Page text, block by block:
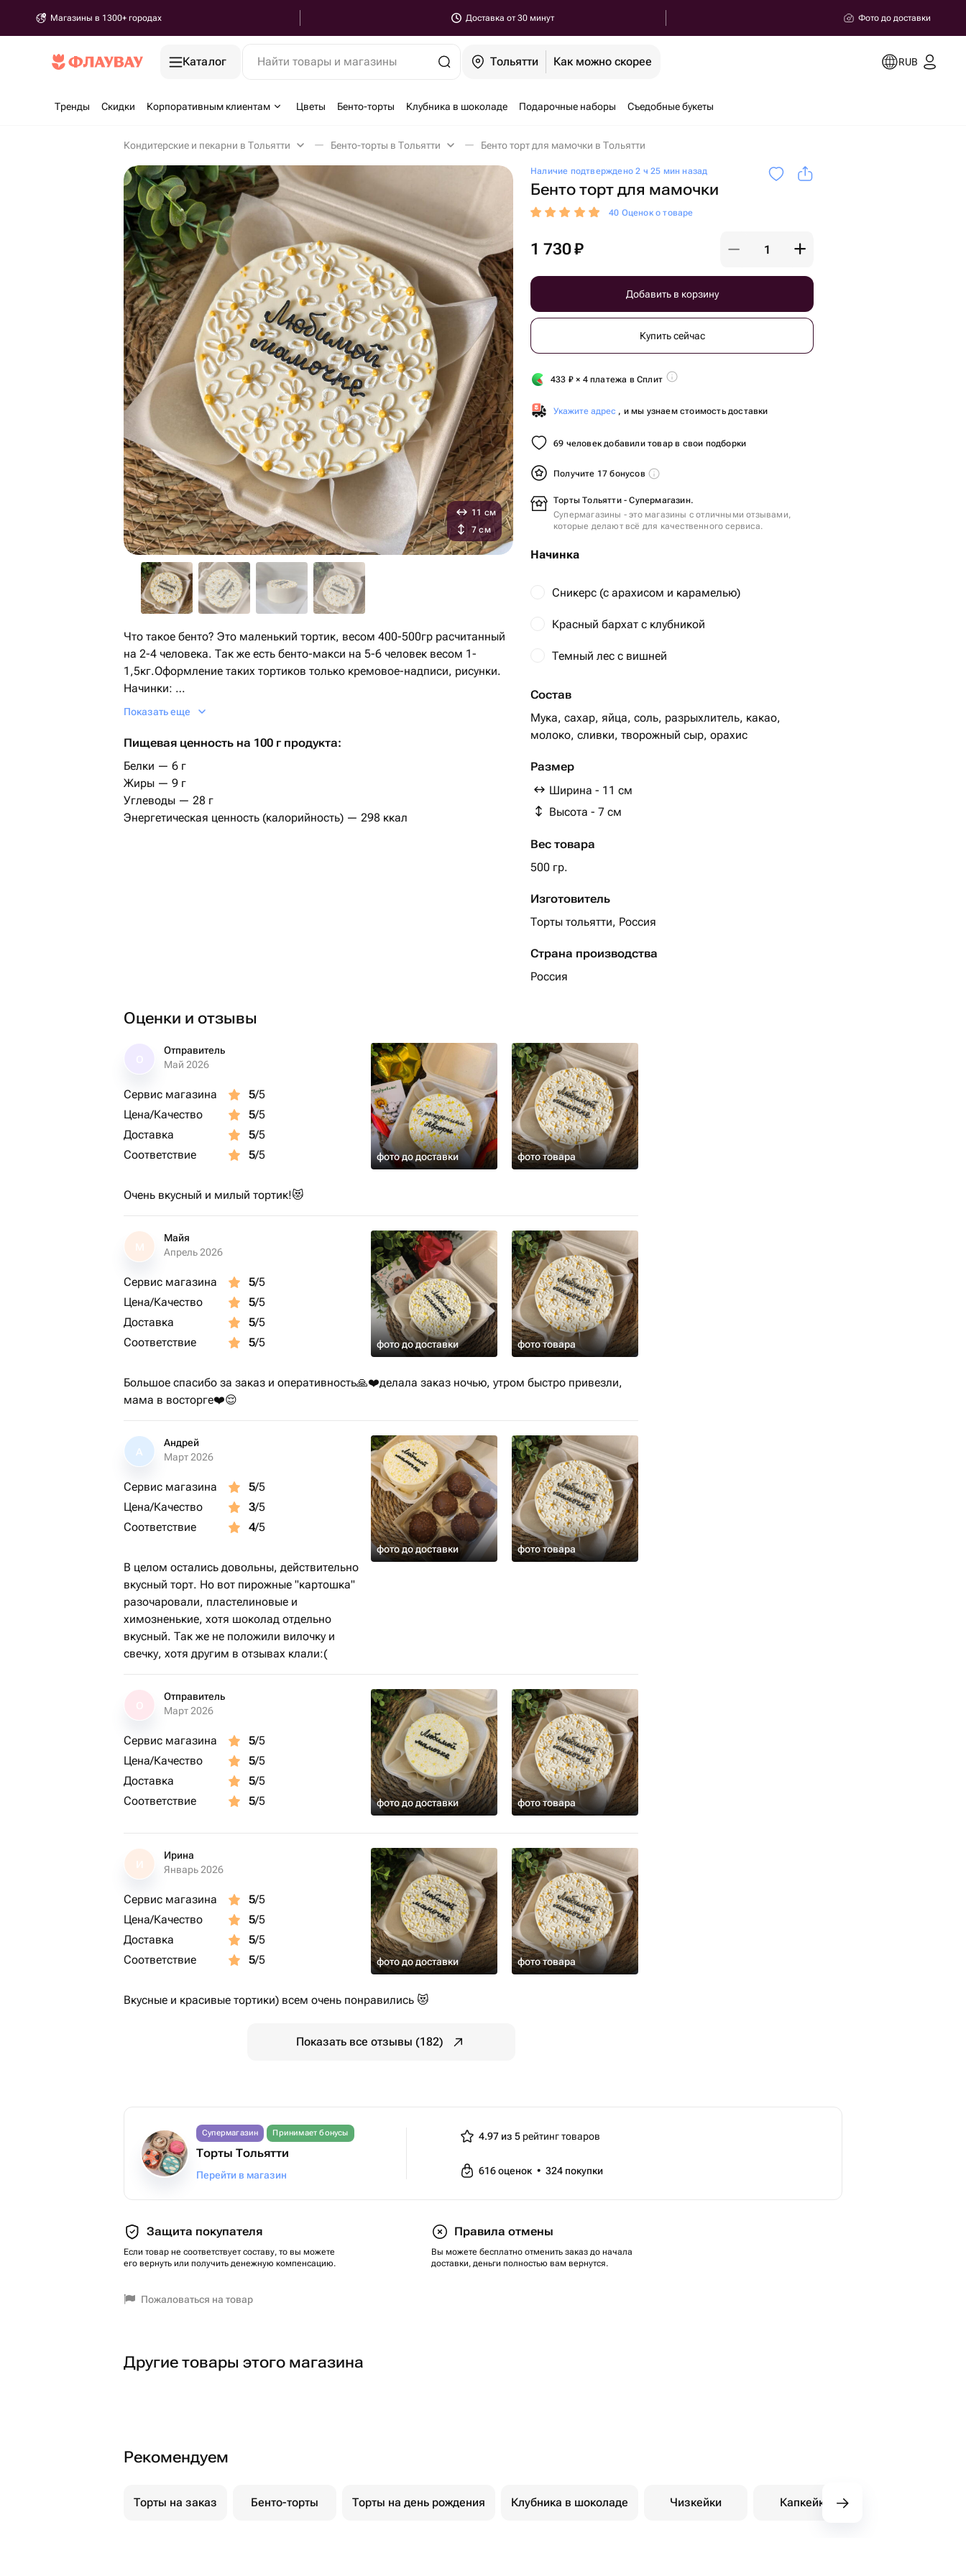
Магазины в 1300+ городах Доставка от 30 минут Фото до доставки
Каталог Найти товары и магазины Тольятти Как можно скорее RUB
Тренды Скидки Корпоративным клиентам Цветы Бенто-торты Клубника в шоколаде Подарочные наборы Съедобные букеты
Кондитерские и пекарни в Тольятти Бенто-торты в Тольятти Бенто торт для мамочки в Тольятти
Наличие подтверждено 2 ч 25 мин назад
Бенто торт для мамочки
40 Оценок о товаре
1 730₽
Добавить в корзину
Купить сейчас
433 ₽ × 4 платежа в Сплит
Укажите адрес , и мы узнаем стоимость доставки
69 человек добавили товар в свои подборки
Получите 17 бонусов
Торты Тольятти - Супермагазин.
Супермагазины - это магазины с отличными отзывами,
которые делают всё для качественного сервиса.
Начинка
Сникерс (с арахисом и карамелью)
Красный бархат с клубникой
Темный лес с вишней
Состав
Мука, сахар, яйца, соль, разрыхлитель, какао,
молоко, сливки, творожный сыр, орахис
Размер
Ширина - 11 см
Высота - 7 см
Вес товара
500 гр.
Изготовитель
Торты тольятти, Россия
Страна производства
Россия
11 см
7 см
Что такое бенто? Это маленький тортик, весом 400-500гр расчитанный
на 2-4 человека. Так же есть бенто-макси на 5-6 человек весом 1-
1,5кг.Оформление таких тортиков только кремовое-надписи, рисунки.
Начинки:
✅*Банан-карамель*
✅*СНИКЕРС*
✅медовик
✅*Банан-шоколад шоколадные коржи, крем чиз,
✅*Тёмный лес*
(Шоколадный бисквит, кремчиз, вишня)
Показать еще
Пищевая ценность на 100 г продукта:
Белки — 6 г
Жиры — 9 г
Углеводы — 28 г
Энергетическая ценность (калорийность) — 298 ккал
Оценки и отзывы
Отправитель
Май 2026
Сервис магазина 5/5
Цена/Качество
5/5
Доставка
5/5
Соответствие
5/5 фото до доставки фото товара
Очень вкусный и милый тортик!😻
М
Майя
Апрель 2026
Сервис магазина 5/5
Цена/Качество
5/5
Доставка
5/5
Соответствие
5/5 фото до доставки фото товара
Большое спасибо за заказ и оперативность🙏❤️делала заказ ночью, утром быстро привезли,
мама в восторге❤️😌
А
Андрей
Март 2026
Сервис магазина 5/5
Цена/Качество
3/5
Соответствие
4/5
В целом остались довольны, действительно
вкусный торт. Но вот пирожные "картошка"
разочаровали, пластелиновые и
химозненькие, хотя шоколад отдельно
вкусный. Так же не положили вилочку и
свечку, хотя другим в отзывах клали:(
фото до доставки фото товара
Отправитель
Март 2026
Сервис магазина 5/5
Цена/Качество
5/5
Доставка
5/5
Соответствие
5/5 фото до доставки фото товара
И
Ирина
Январь 2026
Сервис магазина 5/5
Цена/Качество
5/5
Доставка
5/5
Соответствие
5/5 фото до доставки фото товара
Вкусные и красивые тортики) всем очень понравились 😻
Показать все отзывы (182)
Супермагазин Принимает бонусы
Торты Тольятти
Перейти в магазин
4.97 из 5рейтинг товаров
616оценок • 324 покупки
Защита покупателя
Если товар не соответствует составу, то вы можете
его вернуть или получить денежную компенсацию.
Правила отмены
Вы можете бесплатно отменить заказ до начала
доставки, деньги полностью вам вернутся.
Пожаловаться на товар
Другие товары этого магазина
Рекомендуем
Торты на заказ Бенто-торты Торты на день рождения Клубника в шоколаде Чизкейки Капкейки